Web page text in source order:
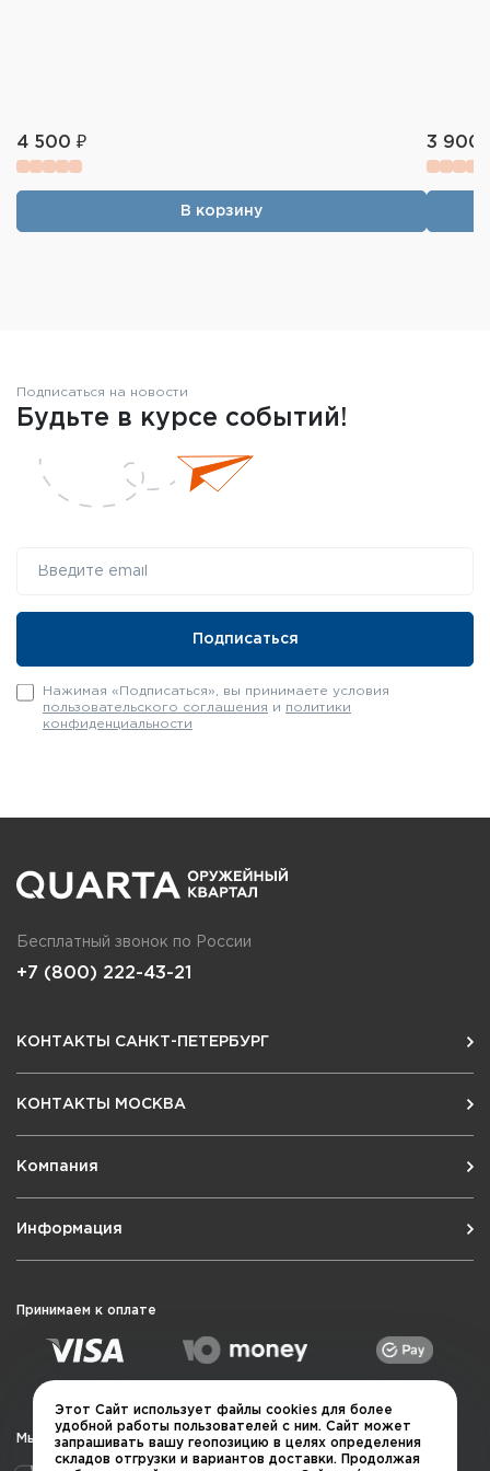
4 500 ₽
В корзину
3 900
Подписаться на новости
Будьте в курсе событий!
Нажимая «Подписаться», вы принимаете условия
пользовательского соглашения и политики
конфиденциальности
Бесплатный звонок по России
+7 (800) 222-43-21
КОНТАКТЫ САНКТ-ПЕТЕРБУРГ
КОНТАКТЫ МОСКВА
Компания
Информация
Принимаем к оплате
Мы в социальных сетях
Этот Сайт использует файлы cookies для более
удобной работы пользователей с ним. Сайт может
запрашивать вашу геопозицию в целях определения
складов отгрузки и вариантов доставки. Продолжая